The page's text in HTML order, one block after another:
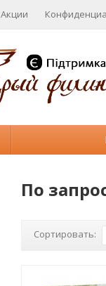
Акции
По
Сортировать: